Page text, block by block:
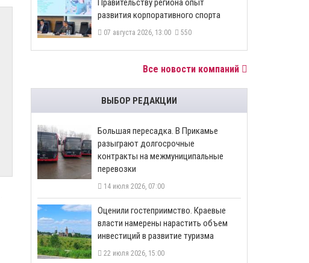
Правительству региона опыт
развития корпоративного спорта
07 августа 2026, 13:00 550
Все новости компаний
ВЫБОР РЕДАКЦИИ
Большая пересадка. В Прикамье
разыграют долгосрочные
контракты на межмуниципальные
перевозки
14 июля 2026, 07:00
Оценили гостеприимство. Краевые
власти намерены нарастить объем
инвестиций в развитие туризма
22 июля 2026, 15:00